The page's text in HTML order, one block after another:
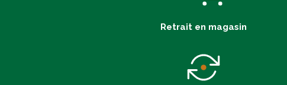
Retrait en magasin